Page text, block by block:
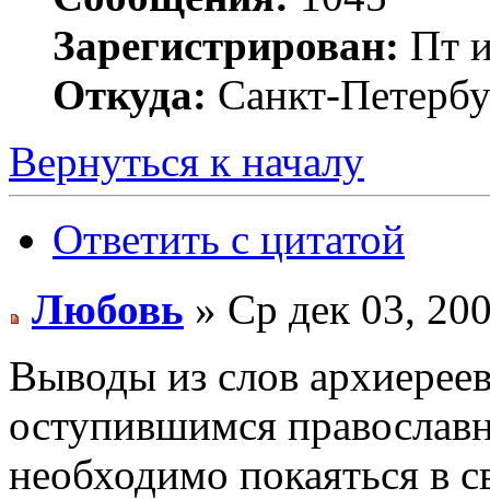
Зарегистрирован: Пт
Откуда: Санкт-
Вернуться к началу
Ответить с цитатой
Любовь » Ср дек 03,
Выводы из слов
оступившимся
необходимо покаяться в